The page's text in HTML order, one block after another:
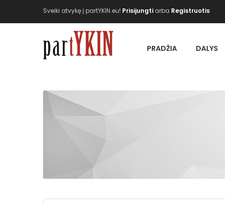
Sveiki atvykę į partYKIN.eu! Prisijungti arba Registruotis
PRADŽIA DALYS